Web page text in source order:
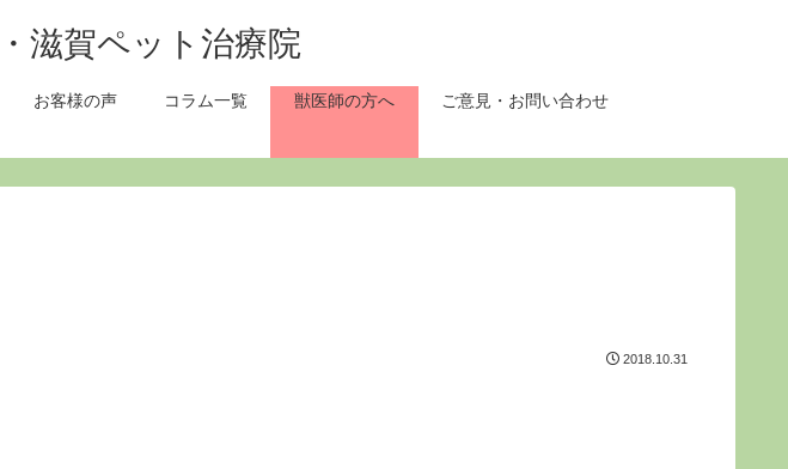
お客様の声 コラム一覧 獣医師の方へ ご意見・お問い合わせ
2018.10.31